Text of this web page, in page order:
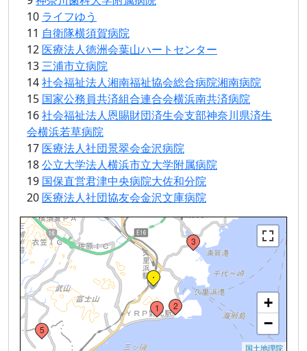
10 ライフゆう
11 自衛隊横須賀病院
12 医療法人徳洲会葉山ハートセンター
13三浦市立病院
14社会福祉法人湘南福祉協会総合病院湘南病院
15 国家公務員共済組合連合会横浜南共済病院
16社会福祉法人恩賜財団済生会支部神奈川県済生
会横浜若草病院
17 医療法人社団景翠会金沢病院
18公立大学法人横浜市立大学附属病院
19 国保直営君津中央病院大佐和分院
20 医療法人社団協友会金沢文庫病院
Loading...
・
1 2
3
4
5
7
8
9
+
−
国土地理院